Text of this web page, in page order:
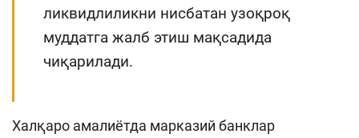
ликвидлиликни нисбатан узоқроқ
муддатга жалб этиш мақсадида
чиқарилади.
Халқаро амалиётда марказий банклар